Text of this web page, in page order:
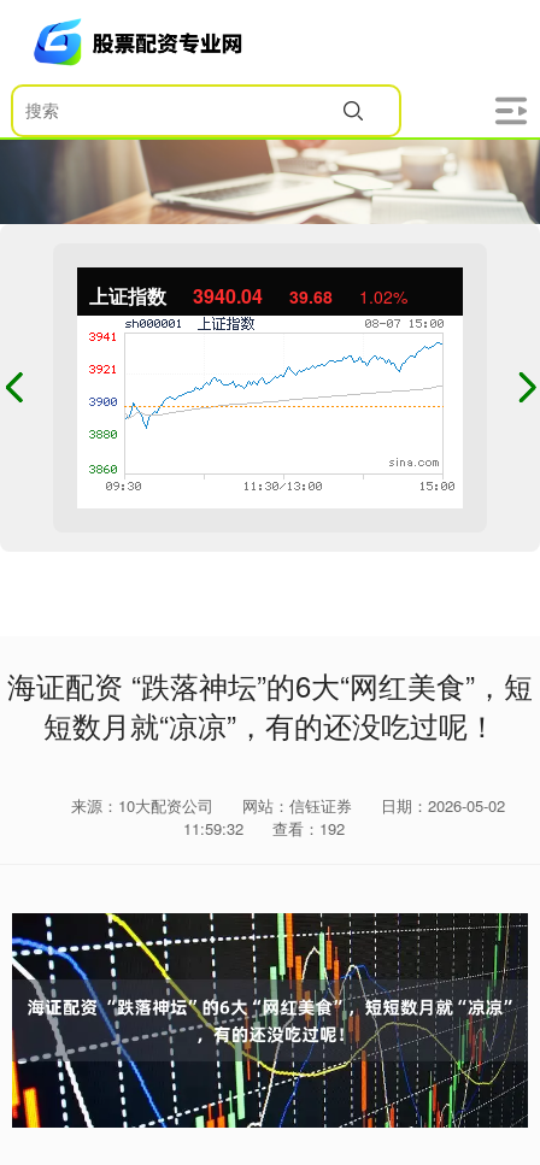
上证指数 3940.04 39.68 1.02%
海证配资 “跌落神坛”的6大“网红美食”，短
短数月就“凉凉”，有的还没吃过呢！
来源：10大配资公司 网站：信钰证券
日期：2026-05-02
11:59:32
查看：192